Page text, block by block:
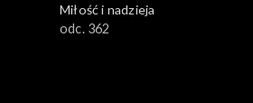
Miłość i nadzieja
odc. 362